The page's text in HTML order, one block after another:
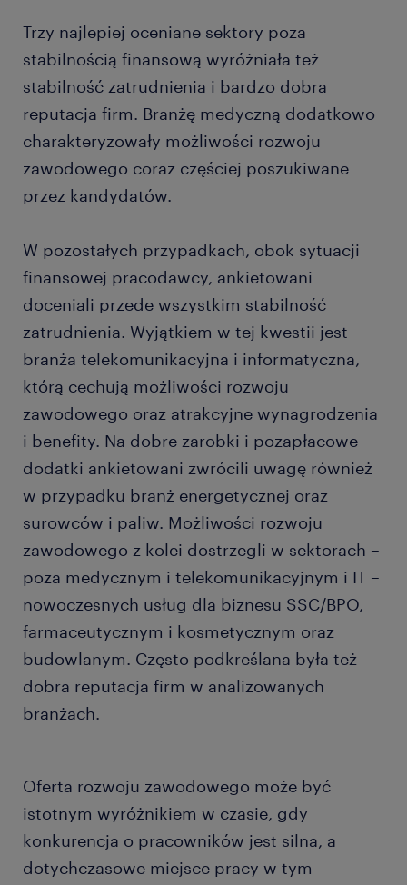
Trzy najlepiej oceniane sektory poza
stabilnością finansową wyróżniała też
stabilność zatrudnienia i bardzo dobra
reputacja firm. Branżę medyczną dodatkowo
charakteryzowały możliwości rozwoju
zawodowego coraz częściej poszukiwane
przez kandydatów.
W pozostałych przypadkach, obok sytuacji
finansowej pracodawcy, ankietowani
doceniali przede wszystkim stabilność
zatrudnienia. Wyjątkiem w tej kwestii jest
branża telekomunikacyjna i informatyczna,
którą cechują możliwości rozwoju
zawodowego oraz atrakcyjne wynagrodzenia
i benefity. Na dobre zarobki i pozapłacowe
dodatki ankietowani zwrócili uwagę również
w przypadku branż energetycznej oraz
surowców i paliw. Możliwości rozwoju
zawodowego z kolei dostrzegli w sektorach –
poza medycznym i telekomunikacyjnym i IT –
nowoczesnych usług dla biznesu SSC/BPO,
farmaceutycznym i kosmetycznym oraz
budowlanym. Często podkreślana była też
dobra reputacja firm w analizowanych
branżach.
Oferta rozwoju zawodowego może być
istotnym wyróżnikiem w czasie, gdy
konkurencja o pracowników jest silna, a
dotychczasowe miejsce pracy w tym